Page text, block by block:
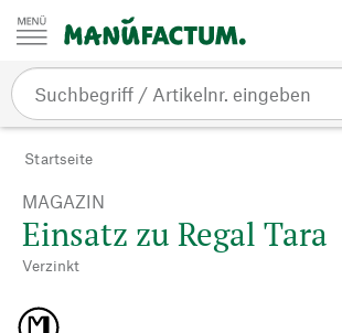
Zum Inhalt springen
Startseite
MAGAZIN
Einsatz zu Regal Tara
Verzinkt